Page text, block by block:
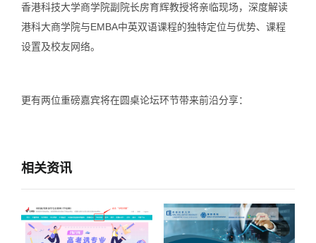
香港科技大学商学院副院长房育辉教授将亲临现场，深度解读
港科大商学院与EMBA中英双语课程的独特定位与优势、课程
设置及校友网络。
更有两位重磅嘉宾将在圆桌论坛环节带来前沿分享：
相关资讯